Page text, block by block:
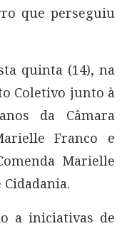
que perseguiu
quinta (14), na
Coletivo junto à
da Câmara
Franco e
Marielle
a iniciativas de